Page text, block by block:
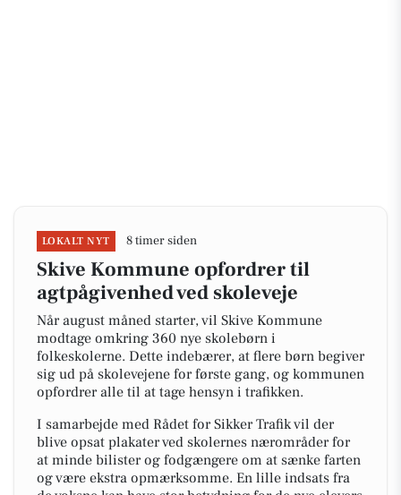
LOKALT NYT 8 timer siden
Skive Kommune opfordrer til
agtpågivenhed ved skoleveje
Når august måned starter, vil Skive Kommune
modtage omkring 360 nye skolebørn i
folkeskolerne. Dette indebærer, at flere børn begiver
sig ud på skolevejene for første gang, og kommunen
opfordrer alle til at tage hensyn i trafikken.
I samarbejde med Rådet for Sikker Trafik vil der
blive opsat plakater ved skolernes nærområder for
at minde bilister og fodgængere om at sænke farten
og være ekstra opmærksomme. En lille indsats fra